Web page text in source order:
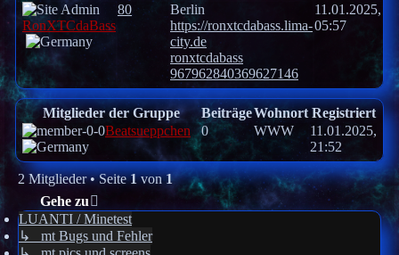
RonXTCdaBass
80
Berlin
https://ronxtcdabass.lima-
city.de
ronxtcdabass
967962840369627146
11.01.2025,
05:57
Mitglieder der Gruppe BeiträgeWohnort Registriert
Beatsueppchen
0 WWW
11.01.2025,
21:52
2 Mitglieder • Seite1von1
Gehe zu
LUANTI / Minetest
↳ mt Bugs und Fehler